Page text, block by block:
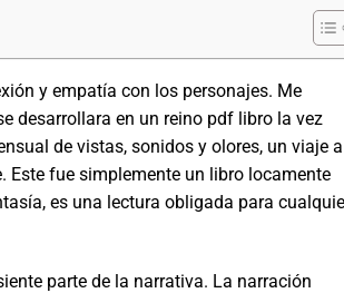
y empatía con los personajes. Me
desarrollara en un reino pdf libro la vez
de vistas, sonidos y olores, un viaje a
Este fue simplemente un libro locamente
es una lectura obligada para
parte de la narrativa. La narración